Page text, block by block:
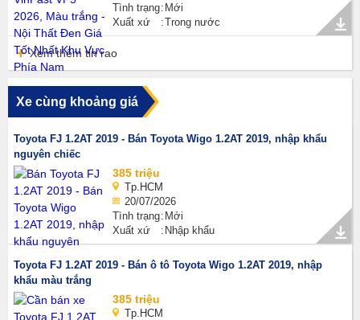
Tình trạng Mới
Xuất xứ
Trong nước
Xem thêm tin rao
Xe cùng khoảng giá
Toyota FJ 1.2AT 2019 - Bán Toyota Wigo 1.2AT 2019, nhập khẩu
nguyên chiếc
385 triệu
Tp.HCM
20/07/2026
Tình trạng Mới
Xuất xứ
Nhập khẩu
Toyota FJ 1.2AT 2019 - Bán ô tô Toyota Wigo 1.2AT 2019, nhập
khẩu màu trắng
385 triệu
Tp.HCM